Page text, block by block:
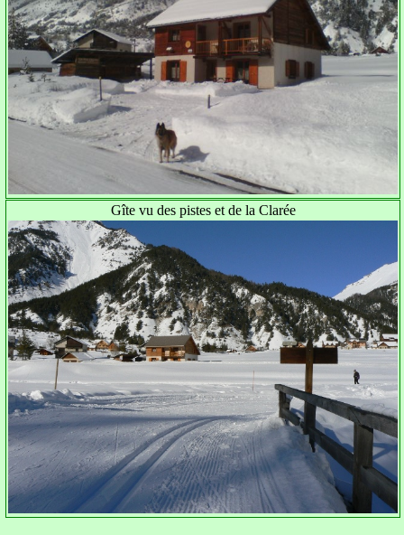
Gîte vu des pistes et de la Clarée